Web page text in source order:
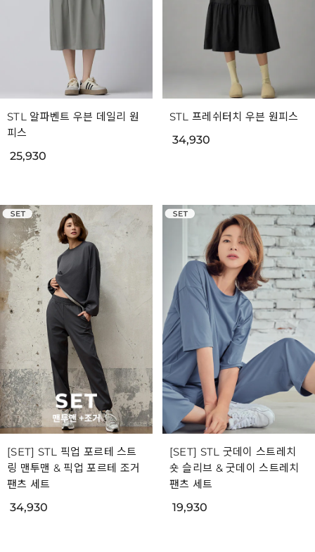
STL 알파벤트 우븐 데일리 원
피스
25,930
STL 프레쉬터치 우븐 원피스
34,930
[SET] STL 픽업 포르테 스트
링 맨투맨 & 픽업 포르테 조거
팬츠 세트
34,930
[SET] STL 굿데이 스트레치
숏 슬리브 & 굿데이 스트레치
팬츠 세트
19,930